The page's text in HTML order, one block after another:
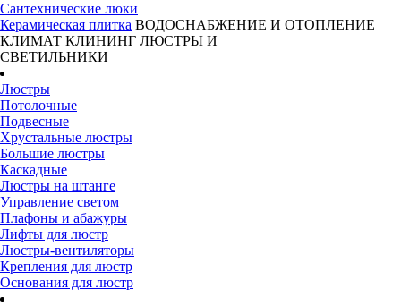
Сантехнические люки
Керамическая плитка ВОДОСНАБЖЕНИЕ И ОТОПЛЕНИЕ
КЛИМАТ КЛИНИНГ ЛЮСТРЫ И
СВЕТИЛЬНИКИ
Люстры
Потолочные
Подвесные
Хрустальные люстры
Большие люстры
Каскадные
Люстры на штанге
Управление светом
Плафоны и абажуры
Лифты для люстр
Люстры-вентиляторы
Крепления для люстр
Основания для люстр